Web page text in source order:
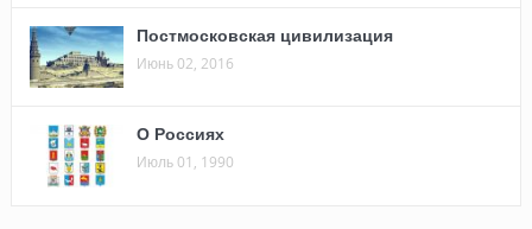
Постмосковская цивилизация
Июнь 02, 2016
О Россиях
Июль 01, 1990